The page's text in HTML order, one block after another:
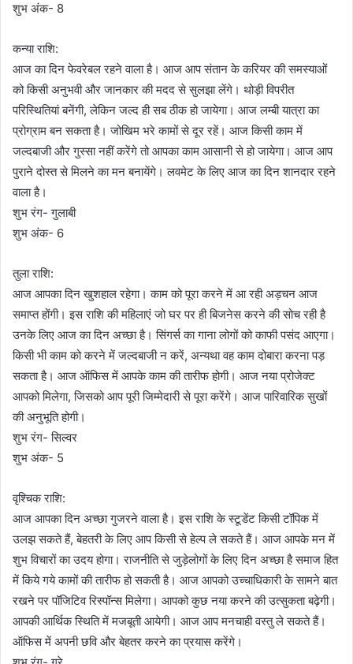
शुभ अंक- 8
कन्या राशि:
आज का दिन फेवरेबल रहने वाला है। आज आप संतान के करियर की समस्याओं
को किसी अनुभवी और जानकार की मदद से सुलझा लेंगे। थोड़ी विपरीत
परिस्थितियां बनेंगी, लेकिन जल्द ही सब ठीक हो जायेगा। आज लम्बी यात्रा का
प्रोग्राम बन सकता है। जोखिम भरे कामों से दूर रहें। आज किसी काम में
जल्दबाजी और गुस्सा नहीं करेंगे तो आपका काम आसानी से हो जायेगा। आज आप
पुराने दोस्त से मिलने का मन बनायेंगे। लवमेट के लिए आज का दिन शानदार रहने
वाला है।
शुभ रंग- गुलाबी
शुभ अंक- 6
तुला राशि:
आज आपका दिन खुशहाल रहेगा। काम को पूरा करने में आ रही अड़चन आज
समाप्त होंगी। इस राशि की महिलाएं जो घर पर ही बिजनेस करने की सोच रही है
उनके लिए आज का दिन अच्छा है। सिंगर्स का गाना लोगों को काफी पसंद आएगा।
किसी भी काम को करने में जल्दबाजी न करें, अन्यथा वह काम दोबारा करना पड़
सकता है। आज ऑफिस में आपके काम की तारीफ होगी। आज नया प्रोजेक्ट
आपको मिलेगा, जिसको आप पूरी जिम्मेदारी से पूरा करेंगे। आज पारिवारिक सुखों
की अनुभूति होगी।
शुभ रंग- सिल्वर
शुभ अंक- 5
वृश्चिक राशि:
आज आपका दिन अच्छा गुजरने वाला है। इस राशि के स्टूडेंट किसी टॉपिक में
उलझ सकते हैं, बेहतरी के लिए आप किसी से हेल्प ले सकते हैं। आज आपके मन में
शुभ विचारों का उदय होगा। राजनीति से जुड़ेलोगों के लिए दिन अच्छा है समाज हित
में किये गये कामों की तारीफ हो सकती है। आज आपको उच्चाधिकारी के सामने बात
रखने पर पॉजिटिव रिस्पॉन्स मिलेगा। आपको कुछ नया करने की उत्सुकता बढ़ेगी।
आपकी आर्थिक स्थिति में मजबूती आयेगी। आज आप मनचाही वस्तु ले सकते हैं।
ऑफिस में अपनी छवि और बेहतर करने का प्रयास करेंगे।